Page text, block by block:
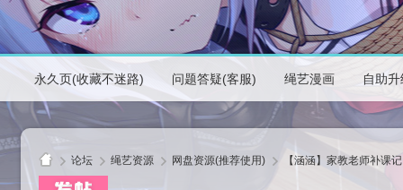
永久页(收藏不迷路) 问题答疑(客服) 绳艺漫画 自助
论坛 绳艺资源 网盘资源(推荐使用) 【涵涵】家教老师补课记